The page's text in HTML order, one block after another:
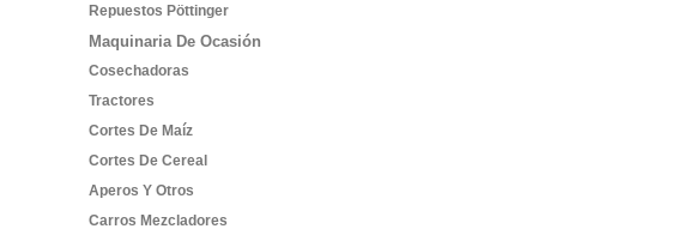
Repuestos Pöttinger
Maquinaria De Ocasión
Cosechadoras
Tractores
Cortes De Maíz
Cortes De Cereal
Aperos Y Otros
Carros Mezcladores